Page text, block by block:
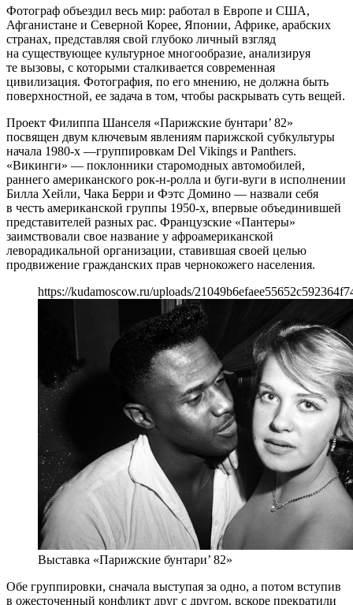
Фотограф объездил весь мир: работал в Европе и США,
Афганистане и Северной Корее, Японии, Африке, арабских
странах, представляя свой глубоко личный взгляд
на существующее культурное многообразие, анализируя
те вызовы, с которыми сталкивается современная
цивилизация. Фотография, по его мнению, не должна быть
поверхностной, ее задача в том, чтобы раскрывать суть вещей.
Проект Филиппа Шанселя «Парижские бунтари’ 82»
посвящен двум ключевым явлениям парижской субкультуры
начала 1980-х —группировкам Del Vikings и Panthers.
«Викинги» — поклонники старомодных автомобилей,
раннего американского рок-н-ролла и буги-вуги в исполнении
Билла Хейли, Чака Берри и Фэтс Домино — назвали себя
в честь американской группы 1950-х, впервые объединившей
представителей разных рас. Французские «Пантеры»
заимствовали свое название у афроамериканской
леворадикальной организации, ставившая своей целью
продвижение гражданских прав чернокожего населения.
https://kudamoscow.ru/uploads/
Выставка «Парижские бунтари’ 82»
Обе группировки, сначала выступая за одно, а потом вступив
в ожесточенный конфликт друг с другом, вскоре прекратили